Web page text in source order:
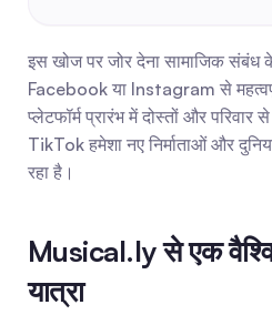
इस खोज पर जोर देना सामाजिक संबंध
Facebook या Instagram से
प्लेटफॉर्म प्रारंभ में दोस्तों और परिवार
TikTok हमेशा नए निर्माताओं और
रहा है।
Musical.ly से एक
यात्रा